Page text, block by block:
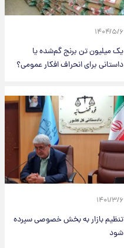
۱۴۰۴/۵/۶
یک میلیون تن برنج گم‌شده یا
داستانی برای انحراف افکار عمومی؟
۱۴۰۱/۳/۶
تنظیم بازار به بخش خصوصی سپرده
شود